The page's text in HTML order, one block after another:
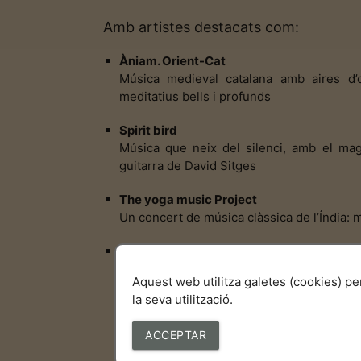
Aquest web utilitza galetes (cookies)
la seva utilització.
ACCEPTAR
Amb artistes destacats com:
Àniam. Orient-Cat
Música medieval catalana amb aires
meditatius bells i profunds
Spirit bird
Música que neix del silenci, amb el
guitarra de David Sitges
The yoga music Project
Un concert de música clàssica de l’Índia:
Paghayo